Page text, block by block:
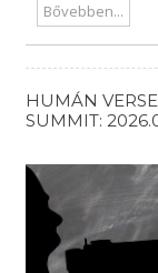
Bővebben...
HUMÁN
SUMMIT: